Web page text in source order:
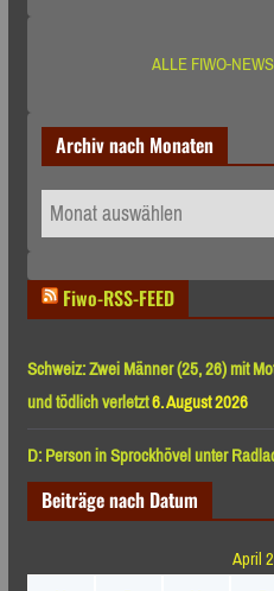
ALLE FIWO-
Archiv nach Monaten
Archiv
nach
Fiwo-RSS-FEED
Schweiz: Zwei Männer (25, 26) mit
und tödlich verletzt6. August 2026
D: Person in Sprockhövel unter
Beiträge nach Datum
April